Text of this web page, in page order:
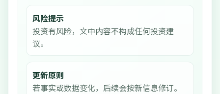
风险提示
投资有风险，文中内容不构成任何投资建
议。
更新原则
若事实或数据变化，后续会按新信息修订。